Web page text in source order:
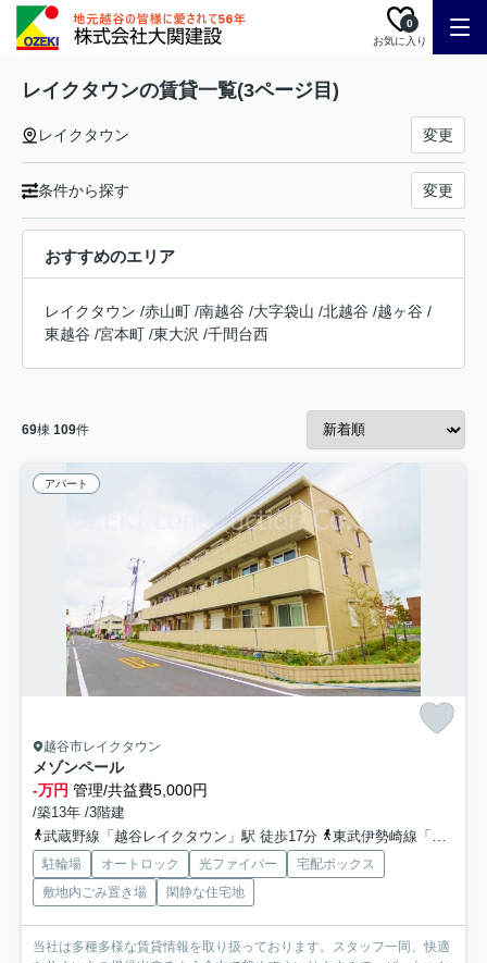
お気に入り
0
レイクタウンの賃貸一覧(3ページ目)
レイクタウン 変更
条件から探す 変更
おすすめのエリア
レイクタウン /赤山町 /南越谷 /大字袋山 /北越谷 /越ヶ谷 /
東越谷 /宮本町 /東大沢 /千間台西
69棟 109件
アパート
越谷市レイクタウン
メゾンペール
-万円 管理/共益費5,000円
/築13年 /3階建
武蔵野線「越谷レイクタウン」駅 徒歩17分
東武伊勢崎線「新越谷」駅 徒歩34分
駐輪場 オートロック 光ファイバー
宅配ボックス
敷地内ごみ置き場
閑静な住宅地
当社は多種多様な賃貸情報を取り扱っております。スタッフ一同、快適